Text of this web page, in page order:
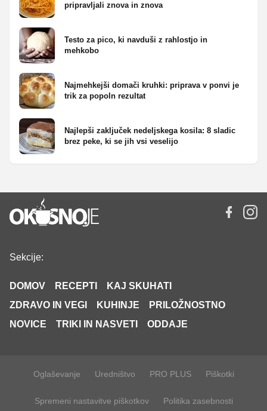
pripravljali znova in znova
Testo za pico, ki navduši z rahlostjo in
mehkobo
Najmehkejši domači kruhki: priprava v ponvi je
trik za popoln rezultat
Najlepši zaključek nedeljskega kosila: 8 sladic
brez peke, ki se jih vsi veselijo
Sekcije:
DOMOV RECEPTI
KAJ SKUHATI
ZDRAVO IN VEGI
KUHINJE
PRILOŽNOSTNO
NOVICE
TRIKI IN NASVETI ODDAJE
Oglaševanje Uredništvo PRO PLUS Piškotki
Spremeni nastavitve piškotkov Politika zasebnosti